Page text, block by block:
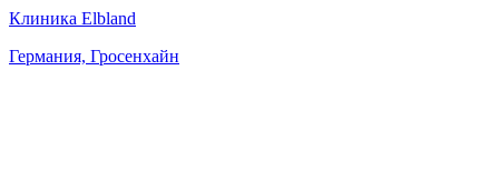
Клиника Elbland
Германия, Гросенхайн